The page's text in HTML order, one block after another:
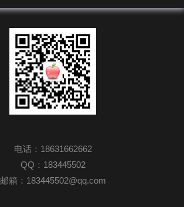
电话：18631662662
QQ：183445502
邮箱：183445502@qq.com